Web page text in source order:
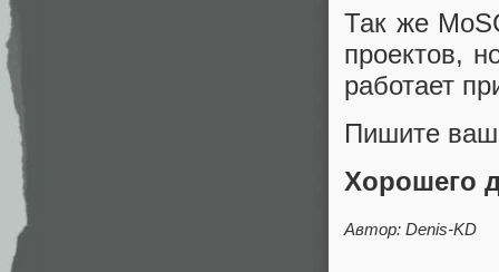
Так же
проектов,
работает
Пишите
Хорошего
Автор: Denis-KD